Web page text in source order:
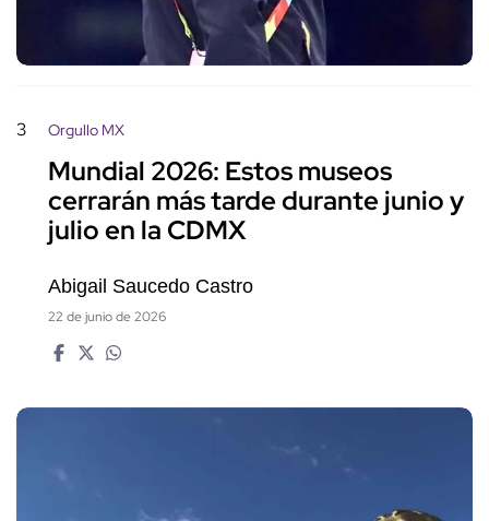
3 Orgullo MX
Mundial 2026: Estos museos
cerrarán más tarde durante junio y
julio en la CDMX
Abigail Saucedo Castro
22 de junio de 2026